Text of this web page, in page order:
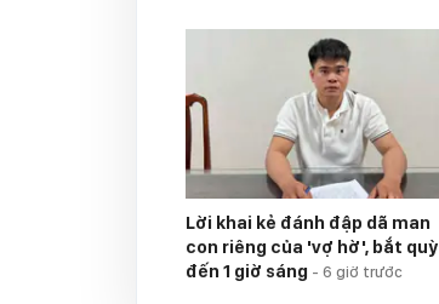
Lời khai kẻ đánh đập dã man
con riêng của 'vợ hờ', bắt quỳ
đến 1 giờ sáng - 6 giờ trước